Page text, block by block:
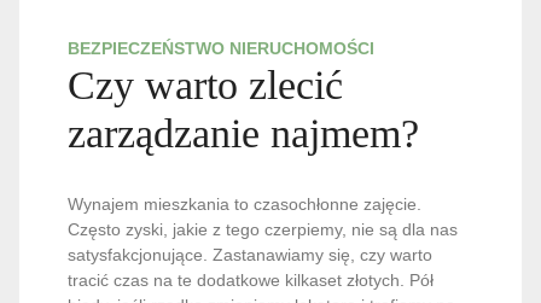
BEZPIECZEŃSTWO NIERUCHOMOŚCI
Czy warto zlecić
zarządzanie najmem?
Wynajem mieszkania to czasochłonne zajęcie.
Często zyski, jakie z tego czerpiemy, nie są dla nas
satysfakcjonujące. Zastanawiamy się, czy warto
tracić czas na te dodatkowe kilkaset złotych. Pół